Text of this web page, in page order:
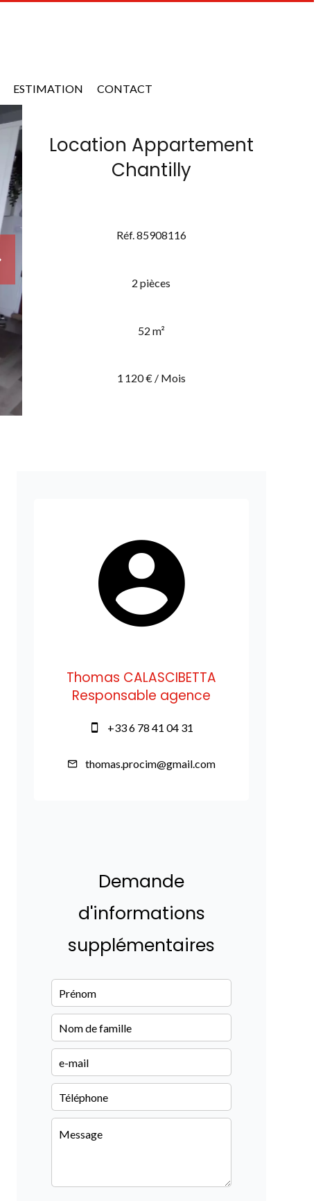
ESTIMATION CONTACT
Location Appartement
Chantilly
Réf. 85908116
2 pièces
52 m²
1 120 € / Mois
Thomas CALASCIBETTA
Responsable agence
+33 6 78 41 04 31
thomas.procim@gmail.com
Demande
d'informations
supplémentaires